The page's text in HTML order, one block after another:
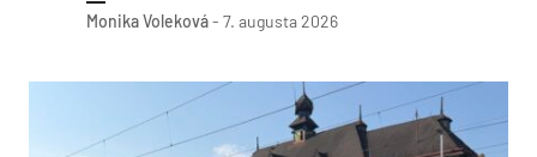
Monika Voleková- 7. augusta 2026